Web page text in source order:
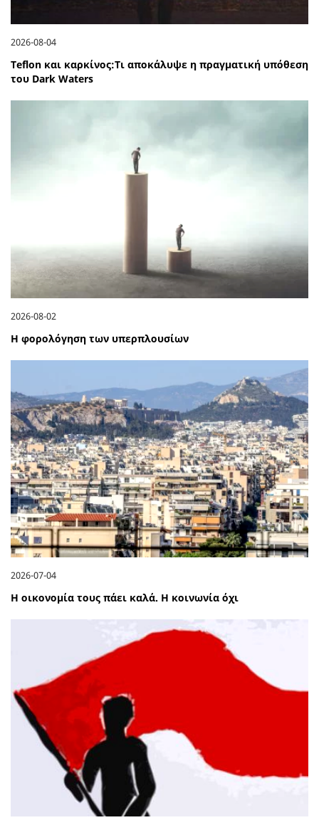
2026-08-04
Teflon και καρκίνος:Τι αποκάλυψε η πραγματική υπόθεση
του Dark Waters
2026-08-02
Η φορολόγηση των υπερπλουσίων
2026-07-04
Η οικονομία τους πάει καλά. Η κοινωνία όχι